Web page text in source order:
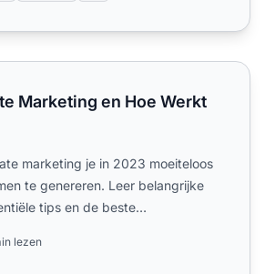
en Hoe Werkt Het in 2023
Marketing en Hoe Werkt
marketing je in 2023 moeiteloos
te genereren. Leer belangrijke
tips en de beste
lezen